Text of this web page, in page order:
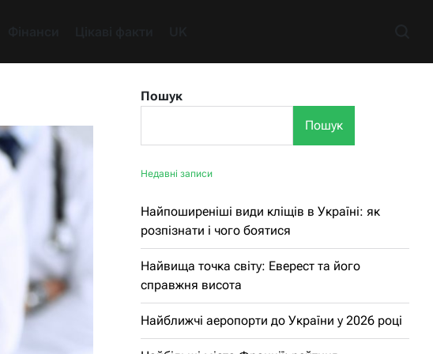
Пошук
Пошук
Недавні записи
Найпоширеніші види кліщів в Україні: як
розпізнати і чого боятися
Найвища точка світу: Еверест та його
справжня висота
Найближчі аеропорти до України у 2026 році